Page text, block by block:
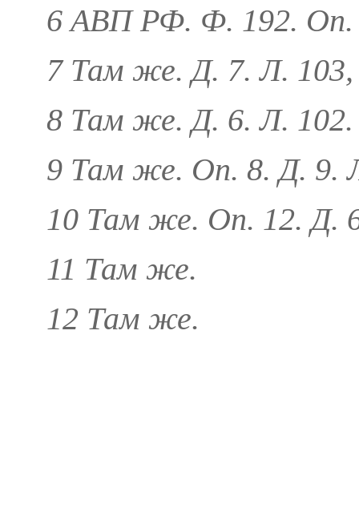
6 АВП РФ. Ф. 192. Оп.
7 Там же. Д. 7. Л. 103,
8 Там же. Д. 6. Л. 102.
9 Там же. Оп. 8. Д. 9.
10 Там же. Оп. 12. Д.
11 Там же.
12 Там же.